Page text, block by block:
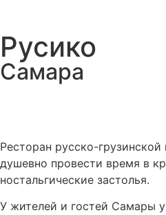
Русико
Самара
Ресторан русско-
душевно провести время в
ностальгические застолья.
У жителей и гостей Самары